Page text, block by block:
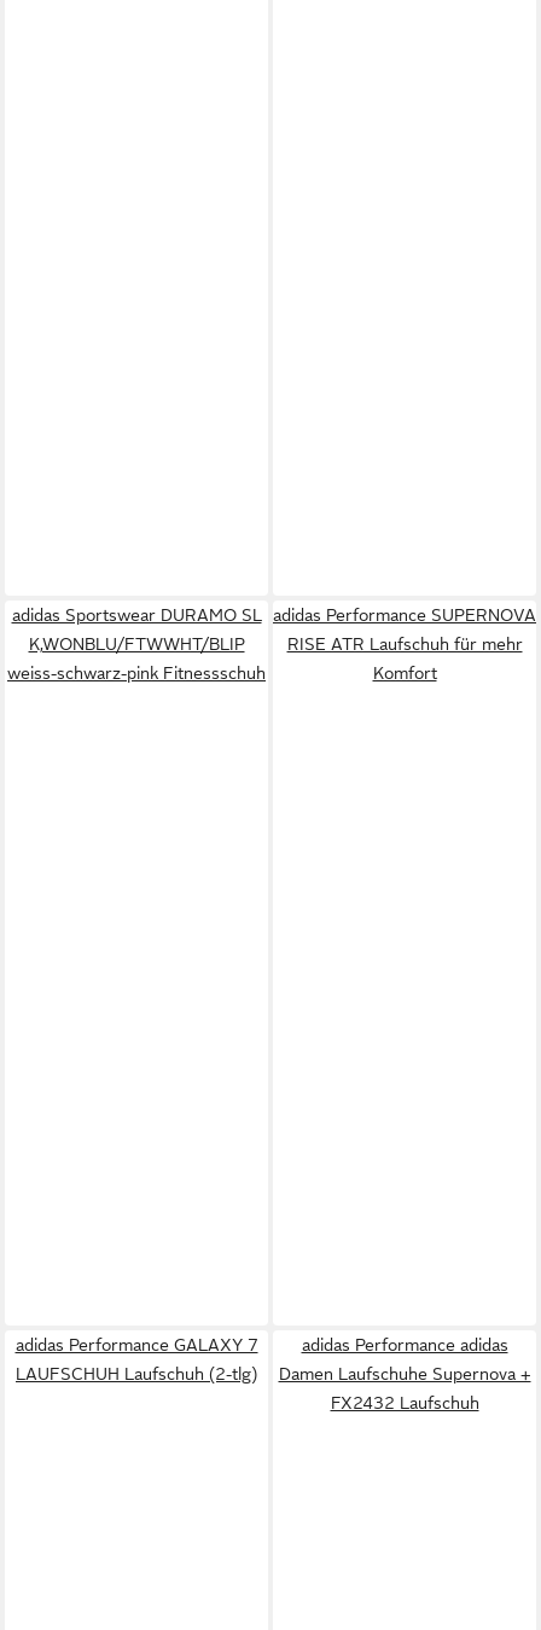
adidas Sportswear DURAMO SL
K,WONBLU/FTWWHT/BLIP
weiss-schwarz-pink Fitnessschuh
adidas Performance SUPERNOVA
RISE ATR Laufschuh für mehr
Komfort
adidas Performance GALAXY 7
LAUFSCHUH Laufschuh (2-tlg)
adidas Performance adidas
Damen Laufschuhe Supernova +
FX2432 Laufschuh